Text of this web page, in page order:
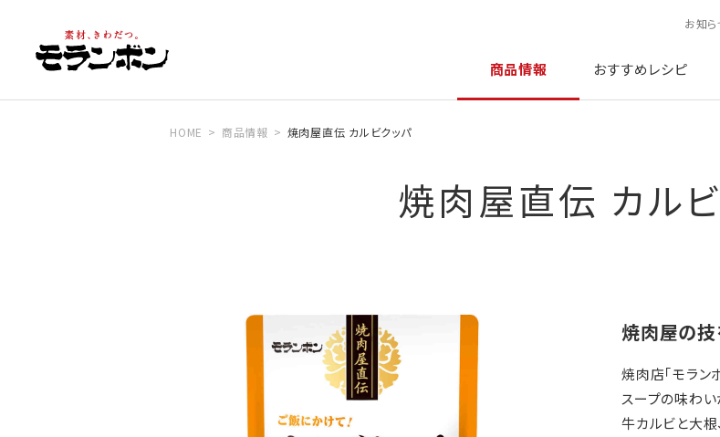
お知ら
商品情報 おすすめレシピ
HOME 商品情報 焼肉屋直伝 カルビクッパ
焼肉屋直伝 カル
焼肉屋の
焼肉店｢モラン
スープの味わ
牛カルビと大根